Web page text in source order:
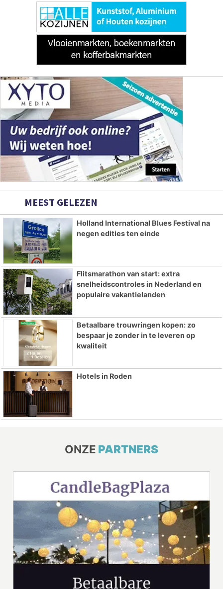
MEEST GELEZEN
Holland International Blues Festival na
negen edities ten einde
Flitsmarathon van start: extra
snelheidscontroles in Nederland en
populaire vakantielanden
Betaalbare trouwringen kopen: zo
bespaar je zonder in te leveren op
kwaliteit
Hotels in Roden
ONZE PARTNERS